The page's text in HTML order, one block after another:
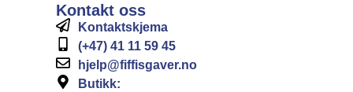
Kontakt oss
Kontaktskjema
(+47) 41 11 59 45
hjelp@fiffisgaver.no
Butikk: